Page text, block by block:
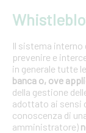
Il sistema interno
prevenire e
in generale tutte
banca o, ove
della gestione
adottato ai sensi
conoscenza di
amministratore)